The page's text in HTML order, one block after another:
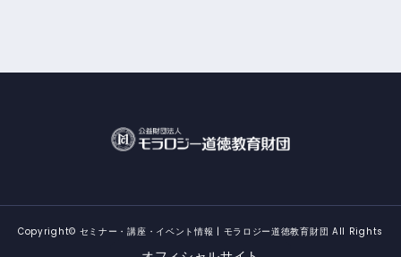
Copyright© セミナー・講座・イベント情報 | モラロジー道徳教育財団 All Rights